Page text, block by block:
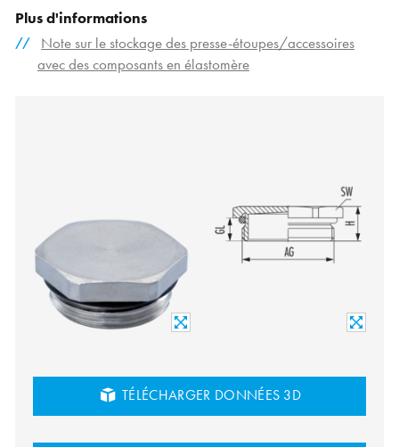
Plus d'informations
Note sur le stockage des presse-étoupes/accessoires
avec des composants en élastomère
TÉLÉCHARGER DONNÉES 3D